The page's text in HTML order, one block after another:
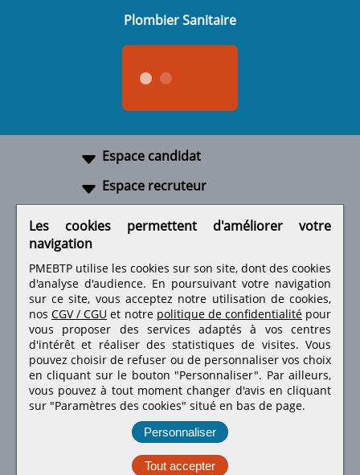
Plombier Sanitaire
Espace candidat
Espace recruteur
Retrouvez-nous sur les réseaux sociaux
Les cookies permettent d'améliorer votre
navigation
PMEBTP utilise les cookies sur son site, dont des cookies
d'analyse d'audience. En poursuivant votre navigation
sur ce site, vous acceptez notre utilisation de cookies,
nos CGV / CGU et notre politique de confidentialité pour
vous proposer des services adaptés à vos centres
d'intérêt et réaliser des statistiques de visites.Vous
pouvez choisir de refuser ou de personnaliser vos choix
en cliquant sur le bouton "Personnaliser". Par ailleurs,
vous pouvez à tout moment changer d'avis en cliquant
sur "Paramètres des cookies" situé en bas de page.
Personnaliser
Tout accepter